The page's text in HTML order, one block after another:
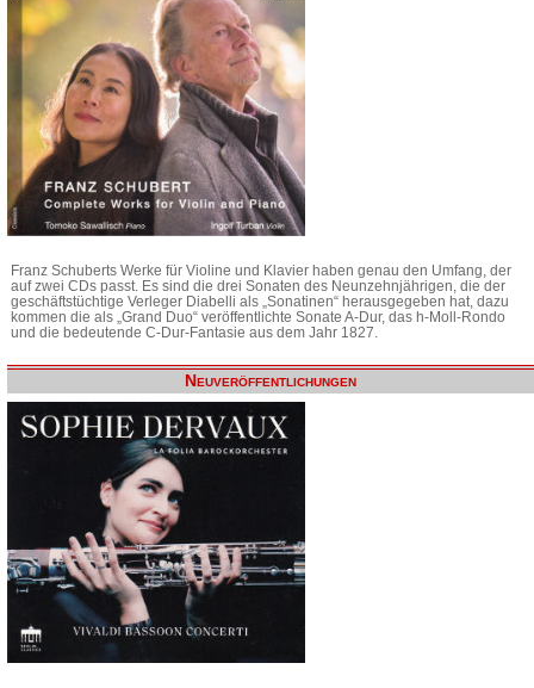
Franz Schuberts Werke für Violine und Klavier haben genau den Umfang, der
auf zwei CDs passt. Es sind die drei Sonaten des Neunzehnjährigen, die der
geschäftstüchtige Verleger Diabelli als „Sonatinen“ herausgegeben hat, dazu
kommen die als „Grand Duo“ veröffentlichte Sonate A-Dur, das h-Moll-Rondo
und die bedeutende C-Dur-Fantasie aus dem Jahr 1827.
Neuveröffentlichungen